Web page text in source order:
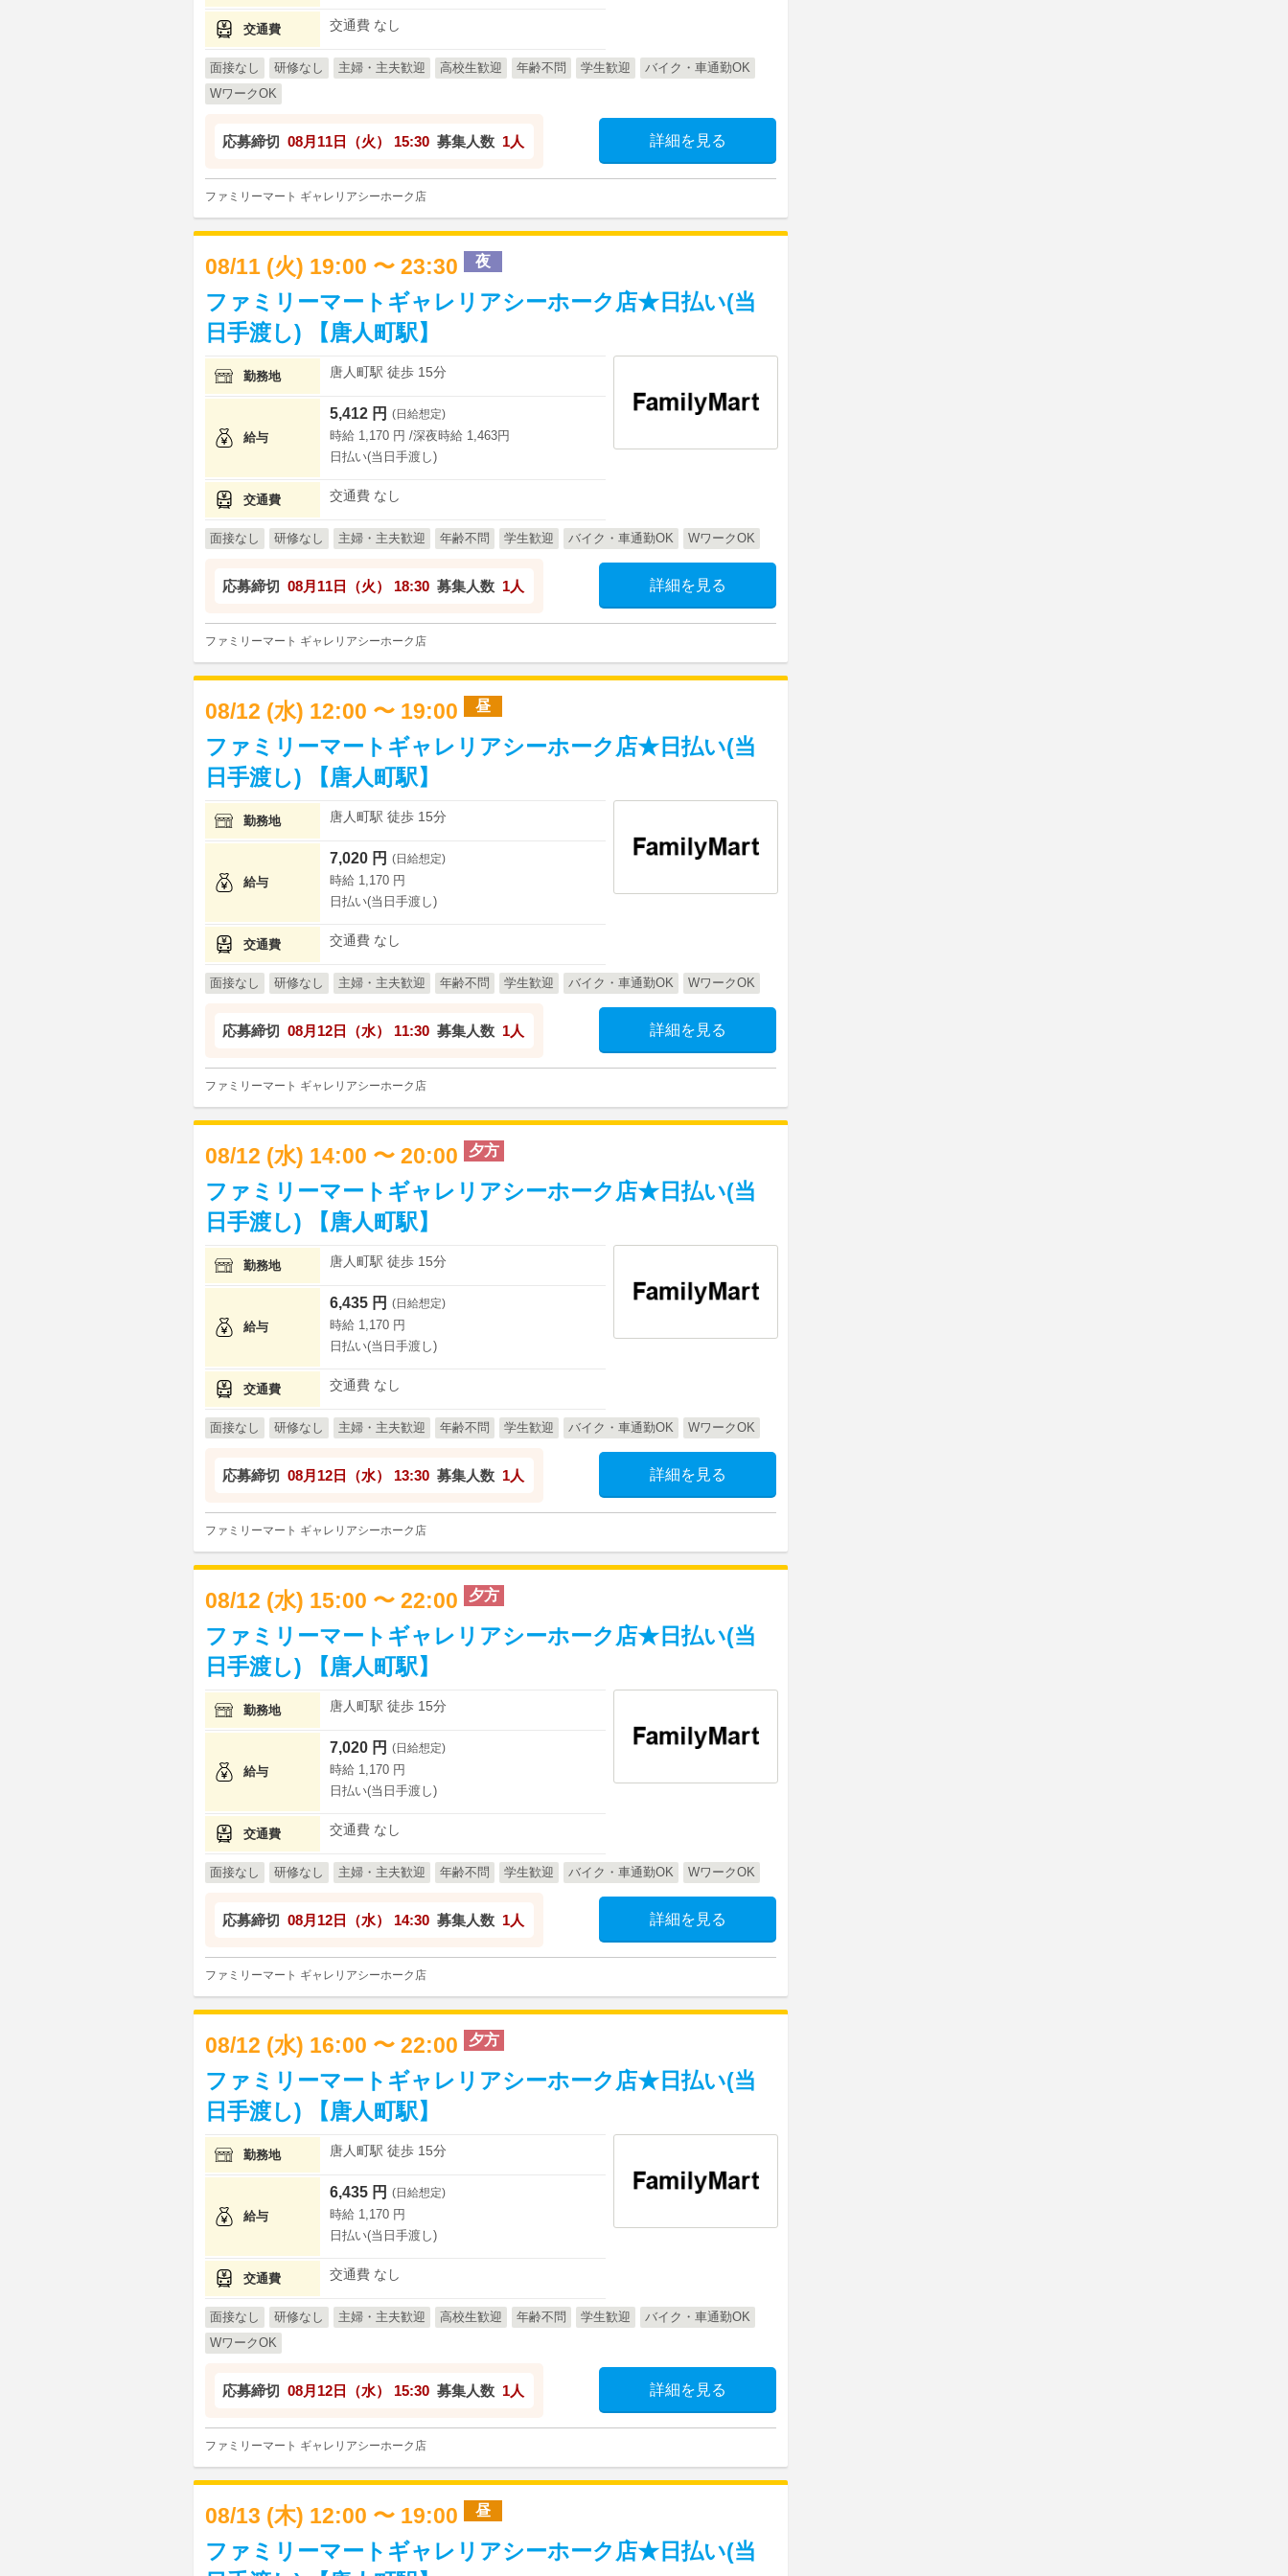
交通費 交通費 なし
面接なし 研修なし 主婦・主夫歓迎 高校生歓迎 年齢不問 学生歓迎
バイク・車通勤OK
WワークOK
応募締切 08月11日（火） 15:30 募集人数 1人 詳細を見る
ファミリーマート ギャレリアシーホーク店
08/11 (火) 19:00 〜 23:30 夜
ファミリーマートギャレリアシーホーク店★日払い(当
日手渡し) 【唐人町駅】
勤務地 唐人町駅 徒歩 15分
給与
5,412 円 (日給想定)
時給 1,170 円 /深夜時給 1,463円
日払い(当日手渡し)
交通費 交通費 なし
面接なし 研修なし 主婦・主夫歓迎 年齢不問 学生歓迎 バイク・車通勤OK WワークOK
応募締切 08月11日（火） 18:30 募集人数 1人 詳細を見る
ファミリーマート ギャレリアシーホーク店
08/12 (水) 12:00 〜 19:00 昼
ファミリーマートギャレリアシーホーク店★日払い(当
日手渡し) 【唐人町駅】
勤務地 唐人町駅 徒歩 15分
給与
7,020 円 (日給想定)
時給 1,170 円
日払い(当日手渡し)
交通費 交通費 なし
面接なし 研修なし 主婦・主夫歓迎 年齢不問 学生歓迎 バイク・車通勤OK WワークOK
応募締切 08月12日（水） 11:30 募集人数 1人 詳細を見る
ファミリーマート ギャレリアシーホーク店
08/12 (水) 14:00 〜 20:00 夕方
ファミリーマートギャレリアシーホーク店★日払い(当
日手渡し) 【唐人町駅】
勤務地 唐人町駅 徒歩 15分
給与
6,435 円 (日給想定)
時給 1,170 円
日払い(当日手渡し)
交通費 交通費 なし
面接なし 研修なし 主婦・主夫歓迎 年齢不問 学生歓迎 バイク・車通勤OK WワークOK
応募締切 08月12日（水） 13:30 募集人数 1人 詳細を見る
ファミリーマート ギャレリアシーホーク店
08/12 (水) 15:00 〜 22:00 夕方
ファミリーマートギャレリアシーホーク店★日払い(当
日手渡し) 【唐人町駅】
勤務地 唐人町駅 徒歩 15分
給与
7,020 円 (日給想定)
時給 1,170 円
日払い(当日手渡し)
交通費 交通費 なし
面接なし 研修なし 主婦・主夫歓迎 年齢不問 学生歓迎 バイク・車通勤OK WワークOK
応募締切 08月12日（水） 14:30 募集人数 1人 詳細を見る
ファミリーマート ギャレリアシーホーク店
08/12 (水) 16:00 〜 22:00 夕方
ファミリーマートギャレリアシーホーク店★日払い(当
日手渡し) 【唐人町駅】
勤務地 唐人町駅 徒歩 15分
給与
6,435 円 (日給想定)
時給 1,170 円
日払い(当日手渡し)
交通費 交通費 なし
面接なし 研修なし 主婦・主夫歓迎 高校生歓迎 年齢不問 学生歓迎
バイク・車通勤OK
WワークOK
応募締切 08月12日（水） 15:30 募集人数 1人 詳細を見る
ファミリーマート ギャレリアシーホーク店
08/13 (木) 12:00 〜 19:00 昼
ファミリーマートギャレリアシーホーク店★日払い(当